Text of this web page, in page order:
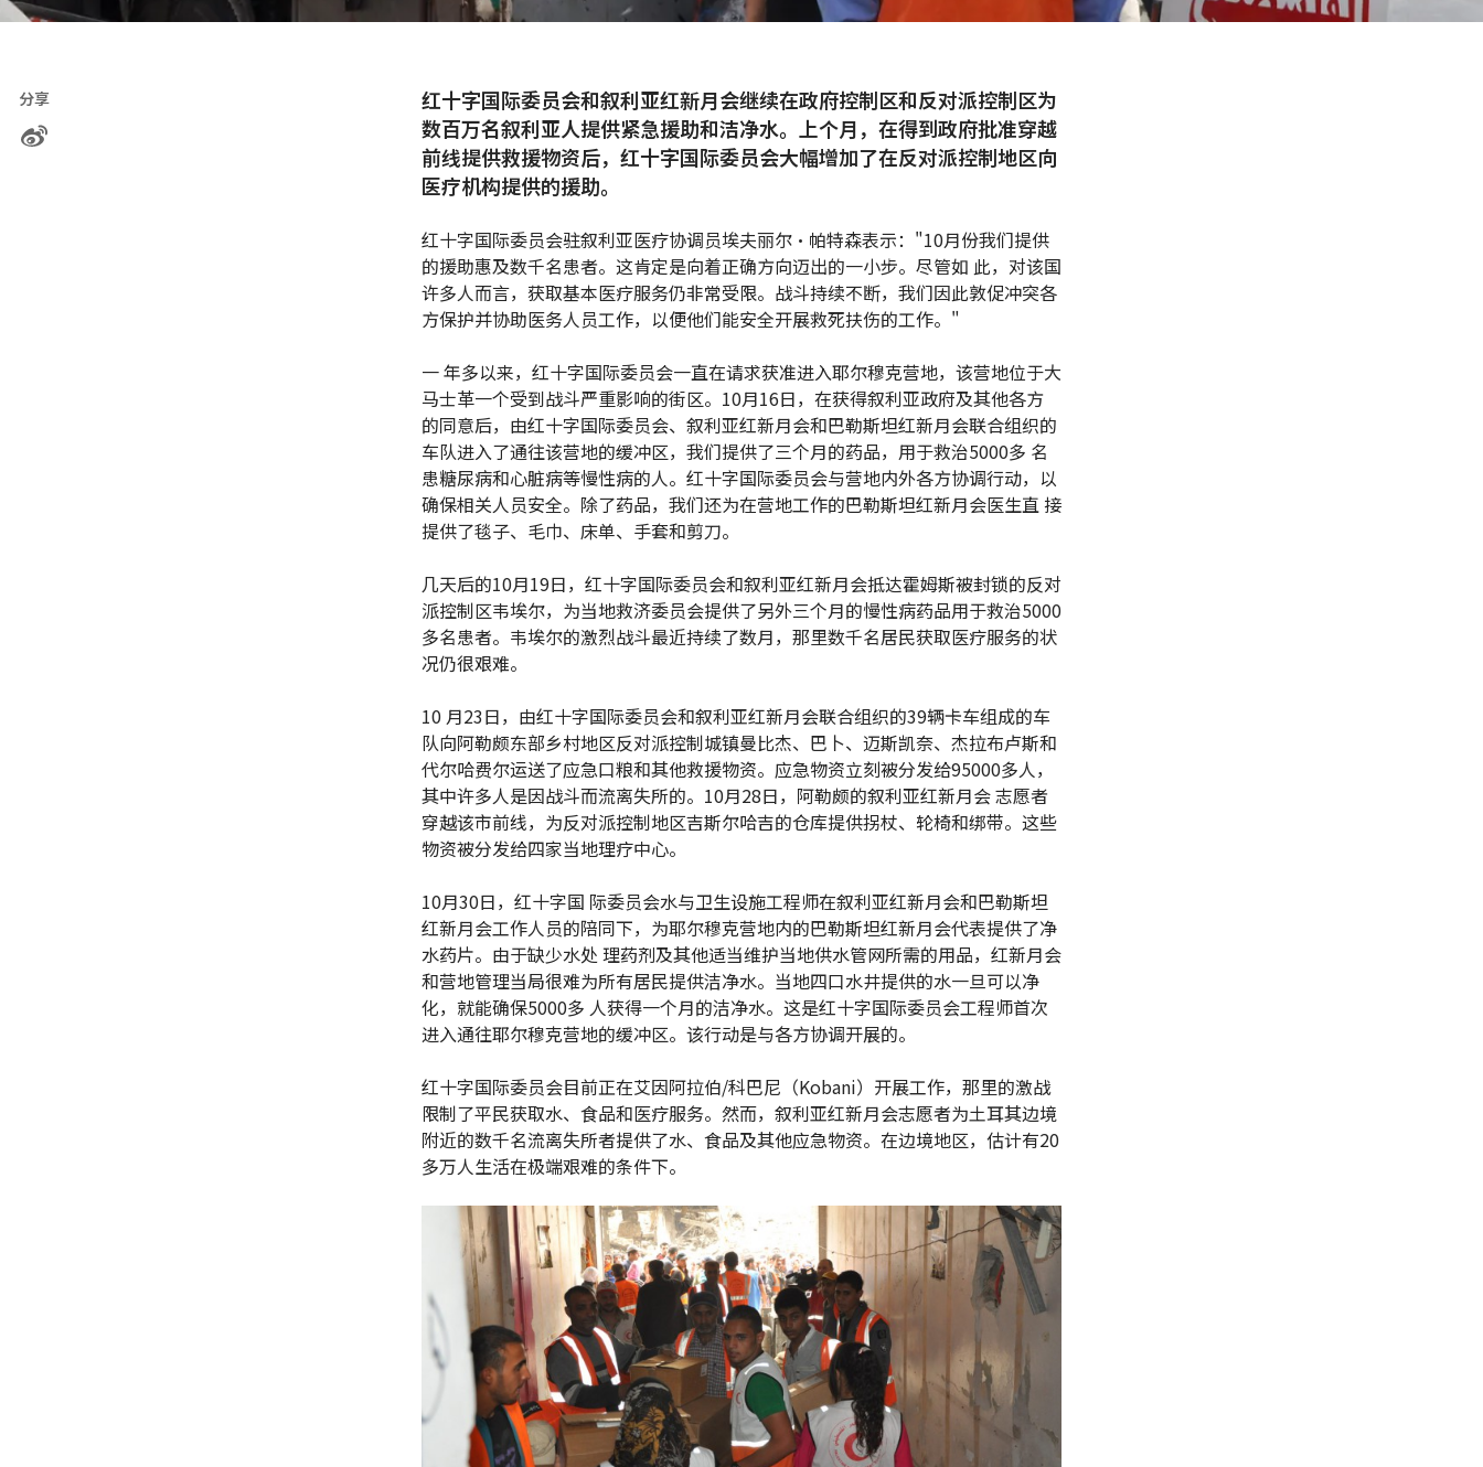
分享
红十字国际委员会和叙利亚红新月会继续在政府控制区和反对派控制区为
数百万名叙利亚人提供紧急援助和洁净水。上个月，在得到政府批准穿越
前线提供救援物资后，红十字国际委员会大幅增加了在反对派控制地区向
医疗机构提供的援助。
红十字国际委员会驻叙利亚医疗协调员埃夫丽尔•帕特森表示："10月份我们提供
的援助惠及数千名患者。这肯定是向着正确方向迈出的一小步。尽管如 此，对该国
许多人而言，获取基本医疗服务仍非常受限。战斗持续不断，我们因此敦促冲突各
方保护并协助医务人员工作，以便他们能安全开展救死扶伤的工作。"
一 年多以来，红十字国际委员会一直在请求获准进入耶尔穆克营地，该营地位于大
马士革一个受到战斗严重影响的街区。10月16日，在获得叙利亚政府及其他各方
的同意后，由红十字国际委员会、叙利亚红新月会和巴勒斯坦红新月会联合组织的
车队进入了通往该营地的缓冲区，我们提供了三个月的药品，用于救治5000多 名
患糖尿病和心脏病等慢性病的人。红十字国际委员会与营地内外各方协调行动，以
确保相关人员安全。除了药品，我们还为在营地工作的巴勒斯坦红新月会医生直 接
提供了毯子、毛巾、床单、手套和剪刀。
几天后的10月19日，红十字国际委员会和叙利亚红新月会抵达霍姆斯被封锁的反对
派控制区韦埃尔，为当地救济委员会提供了另外三个月的慢性病药品用于救治5000
多名患者。韦埃尔的激烈战斗最近持续了数月，那里数千名居民获取医疗服务的状
况仍很艰难。
10 月23日，由红十字国际委员会和叙利亚红新月会联合组织的39辆卡车组成的车
队向阿勒颇东部乡村地区反对派控制城镇曼比杰、巴卜、迈斯凯奈、杰拉布卢斯和
代尔哈费尔运送了应急口粮和其他救援物资。应急物资立刻被分发给95000多人，
其中许多人是因战斗而流离失所的。10月28日，阿勒颇的叙利亚红新月会 志愿者
穿越该市前线，为反对派控制地区吉斯尔哈吉的仓库提供拐杖、轮椅和绑带。这些
物资被分发给四家当地理疗中心。
10月30日，红十字国 际委员会水与卫生设施工程师在叙利亚红新月会和巴勒斯坦
红新月会工作人员的陪同下，为耶尔穆克营地内的巴勒斯坦红新月会代表提供了净
水药片。由于缺少水处 理药剂及其他适当维护当地供水管网所需的用品，红新月会
和营地管理当局很难为所有居民提供洁净水。当地四口水井提供的水一旦可以净
化，就能确保5000多 人获得一个月的洁净水。这是红十字国际委员会工程师首次
进入通往耶尔穆克营地的缓冲区。该行动是与各方协调开展的。
红十字国际委员会目前正在艾因阿拉伯/科巴尼（Kobani）开展工作，那里的激战
限制了平民获取水、食品和医疗服务。然而，叙利亚红新月会志愿者为土耳其边境
附近的数千名流离失所者提供了水、食品及其他应急物资。在边境地区，估计有20
多万人生活在极端艰难的条件下。